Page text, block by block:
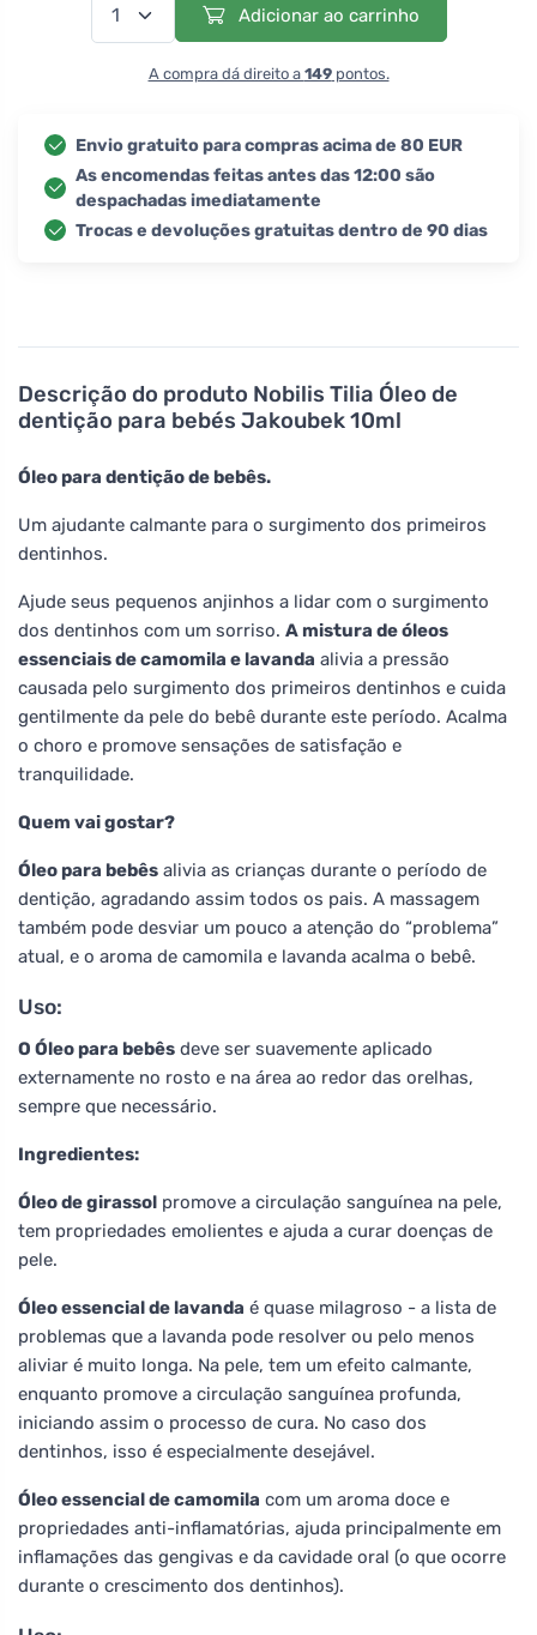
Descrição do produto Nobilis Tilia Óleo de
dentição para bebés Jakoubek 10ml
Óleo para dentição de bebês.
Um ajudante calmante para o surgimento dos primeiros
dentinhos.
Ajude seus pequenos anjinhos a lidar com o surgimento
dos dentinhos com um sorriso. A mistura de óleos
essenciais de camomila e lavanda alivia a pressão
causada pelo surgimento dos primeiros dentinhos e cuida
gentilmente da pele do bebê durante este período. Acalma
o choro e promove sensações de satisfação e
tranquilidade.
Quem vai gostar?
Óleo para bebês alivia as crianças durante o período de
dentição, agradando assim todos os pais. A massagem
também pode desviar um pouco a atenção do “problema”
atual, e o aroma de camomila e lavanda acalma o bebê.
Uso:
O Óleo para bebês deve ser suavemente aplicado
externamente no rosto e na área ao redor das orelhas,
sempre que necessário.
Ingredientes:
Óleo de girassol promove a circulação sanguínea na pele,
tem propriedades emolientes e ajuda a curar doenças de
pele.
Óleo essencial de lavanda é quase milagroso - a lista de
problemas que a lavanda pode resolver ou pelo menos
aliviar é muito longa. Na pele, tem um efeito calmante,
enquanto promove a circulação sanguínea profunda,
iniciando assim o processo de cura. No caso dos
dentinhos, isso é especialmente desejável.
Óleo essencial de camomila com um aroma doce e
propriedades anti-inflamatórias, ajuda principalmente em
inflamações das gengivas e da cavidade oral (o que ocorre
durante o crescimento dos dentinhos).
Adicionar ao carrinho
A compra dá direito a 149pontos.
Envio gratuito para compras acima de 80 EUR
As encomendas feitas antes das 12:00 são
despachadas imediatamente
Trocas e devoluções gratuitas dentro de 90 dias